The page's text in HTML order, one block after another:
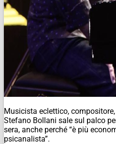
Musicista eclettico,
Stefano Bollani sale sul palco
sera, anche perché “è più
psicanalista”.